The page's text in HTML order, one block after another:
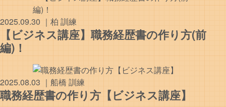
2025.09.30 ｜ 柏 訓練
【ビジネス講座】職務経歴書の作り方(前
編)！
2025.08.03 ｜ 船橋 訓練
職務経歴書の作り方【ビジネス講座】